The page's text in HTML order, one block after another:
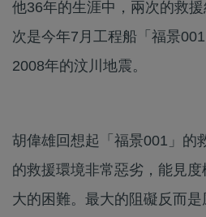
他36年的生涯中，兩次的救
次是今年7月工程船「福景
2008年的汶川地震。
胡偉雄回想起「福景001」的
的救援環境非常惡劣，能見
大的困難。最大的阻礙反而